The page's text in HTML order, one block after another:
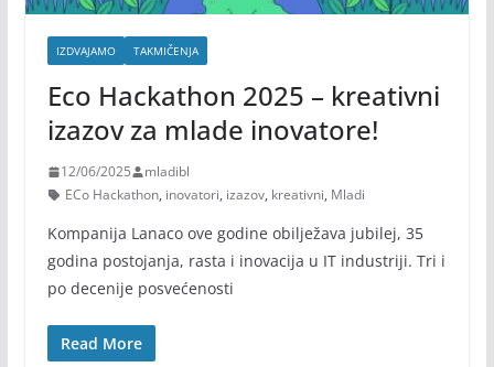
IZDVAJAMO TAKMIČENJA
Eco Hackathon 2025 – kreativni
izazov za mlade inovatore!
12/06/2025
mladibl
ECo Hackathon, inovatori, izazov, kreativni, Mladi
Kompanija Lanaco ove godine obilježava jubilej, 35
godina postojanja, rasta i inovacija u IT industriji. Tri i
po decenije posvećenosti
Read More